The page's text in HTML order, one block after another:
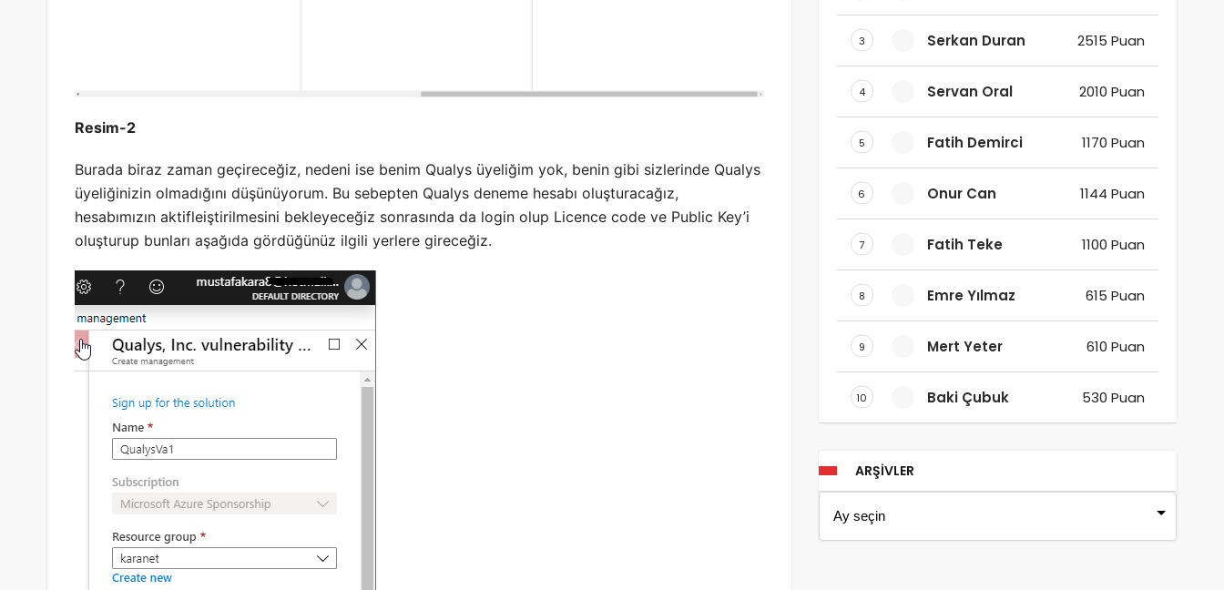
Resim-2
Burada biraz zaman geçireceğiz, nedeni ise benim Qualys üyeliğim yok, benin gibi sizlerinde Qualys
üyeliğinizin olmadığını düşünüyorum. Bu sebepten Qualys deneme hesabı oluşturacağız,
hesabımızın aktifleiştirilmesini bekleyeceğiz sonrasında da login olup Licence code ve Public Key’i
oluşturup bunları aşağıda gördüğünüz ilgili yerlere gireceğiz.
3 Serkan Duran 2515 Puan
4 Servan Oral 2010 Puan
5 Fatih Demirci 1170 Puan
6 Onur Can 1144 Puan
7 Fatih Teke 1100 Puan
8 Emre Yılmaz 615 Puan
9 Mert Yeter 610 Puan
10 Baki Çubuk 530 Puan
ARŞIVLER